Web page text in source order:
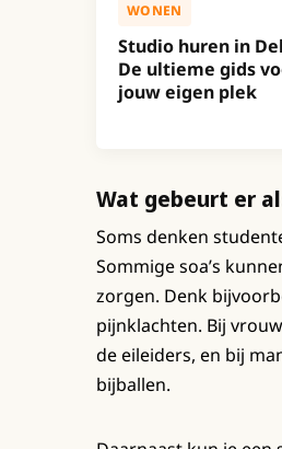
WONEN
Studio huren in
De ultieme gids
jouw eigen plek
Wat gebeurt er
Soms denken
Sommige soa’s
zorgen. Denk
pijnklachten. Bij
de eileiders, en bij
bijballen.